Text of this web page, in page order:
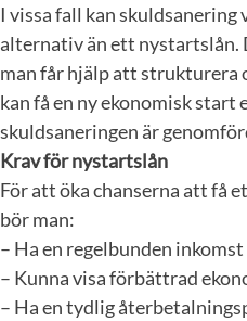
I vissa fall kan
alternativ än ett nystartslån.
man får hjälp att strukturera
kan få en ny ekonomisk start
skuldsaneringen är
Krav för nystartslån
För att öka chanserna att få
bör man:
– Ha en regelbunden inkomst
– Kunna visa förbättrad
– Ha en tydlig